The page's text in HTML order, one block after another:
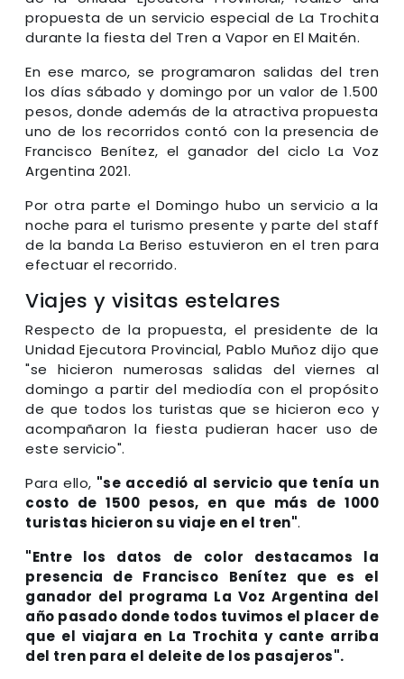
propuesta de un servicio especial de La Trochita
durante la fiesta del Tren a Vapor en El Maitén.
En ese marco, se programaron salidas del tren
los días sábado y domingo por un valor de 1.500
pesos, donde además de la atractiva propuesta
uno de los recorridos contó con la presencia de
Francisco Benítez, el ganador del ciclo La Voz
Argentina 2021.
Por otra parte el Domingo hubo un servicio a la
noche para el turismo presente y parte del staff
de la banda La Beriso estuvieron en el tren para
efectuar el recorrido.
Viajes y visitas estelares
Respecto de la propuesta, el presidente de la
Unidad Ejecutora Provincial, Pablo Muñoz dijo que
"se hicieron numerosas salidas del viernes al
domingo a partir del mediodía con el propósito
de que todos los turistas que se hicieron eco y
acompañaron la fiesta pudieran hacer uso de
este servicio".
Para ello, "se accedió al servicio que tenía un
costo de 1500 pesos, en que más de 1000
turistas hicieron su viaje en el tren".
"Entre los datos de color destacamos la
presencia de Francisco Benítez que es el
ganador del programa La Voz Argentina del
año pasado donde todos tuvimos el placer de
que el viajara en La Trochita y cante arriba
del tren para el deleite de los pasajeros".